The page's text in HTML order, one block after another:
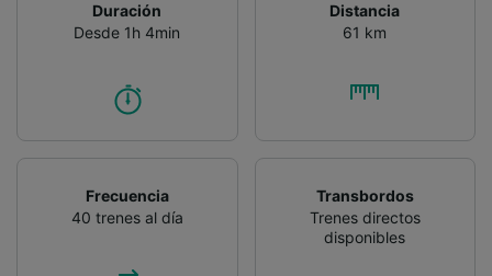
Duración
Desde 1h 4min
Distancia
61 km
Frecuencia
40 trenes al día
Transbordos
Trenes directos
disponibles